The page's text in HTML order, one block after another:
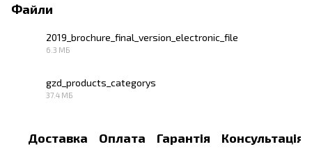
Файли
2019_brochure_final_version_electronic_file
6.3 МБ
gzd_products_categorys
37.4 МБ
Доставка Оплата Гарантія Консультація